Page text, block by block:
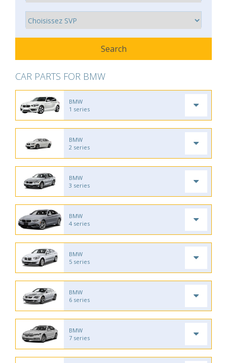
CAR PARTS FOR BMW
BMW
1 series
BMW
2 series
BMW
3 series
BMW
4 series
BMW
5 series
BMW
6 series
BMW
7 series